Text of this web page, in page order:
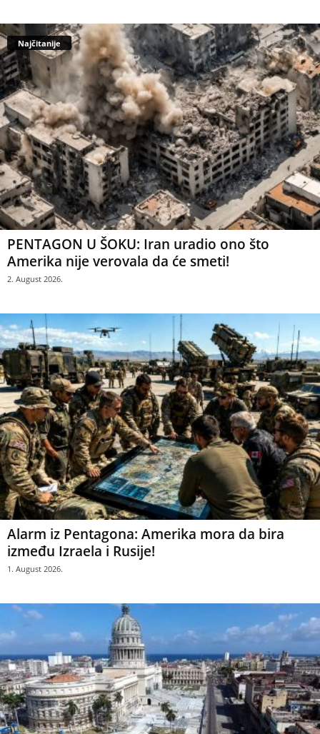
Najčitanije
PENTAGON U ŠOKU: Iran uradio ono što
Amerika nije verovala da će smeti!
2. August 2026.
Alarm iz Pentagona: Amerika mora da bira
između Izraela i Rusije!
1. August 2026.